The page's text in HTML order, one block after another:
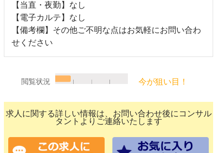
【当直・夜勤】なし
【電子カルテ】なし
【備考欄】その他ご不明な点はお気軽にお問い合わ
せください
閲覧状況 今が狙い目！
求人に関する詳しい情報は、お問い合わせ後にコンサル
タントよりご連絡いたします